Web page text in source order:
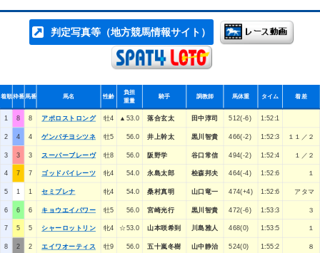
判定写真等（地方競馬情報サイト）
着順 枠番馬番 馬名 性齢
負担
重量
騎手 調教師 馬体重 タイム 着差
1 8 8 アポロストロング 牡4 ▲53.0 落合玄太 田中淳司 512(-6) 1:52:1
2 4 4 ゲンパチヨシツネ 牡5 56.0 井上幹太 黒川智貴 466(-2) 1:52:3 １１／２
3 3 3 スーパーブレーヴ 牡8 56.0 阪野学 谷口常信 494(-2) 1:52:4 １／２
4 7 7 ゴッドパイレーツ 牝4 54.0 永島太郎 桧森邦夫 464(-4) 1:52:6 １
5 1 1 セミプレナ 牝4 54.0 桑村真明 山口竜一 474(+4) 1:52:6 アタマ
6 6 6 キョウエイパワー 牡5 56.0 宮崎光行 黒川智貴 472(-6) 1:53:3 ３
7 5 5 シャーロットリン 牝4 ☆53.0 山本咲希到 川島雅人 468(0) 1:53:5 １
8 2 2 エイワオーティス 牡9 56.0 五十嵐冬樹 山中静治 524(0) 1:55:2 ８